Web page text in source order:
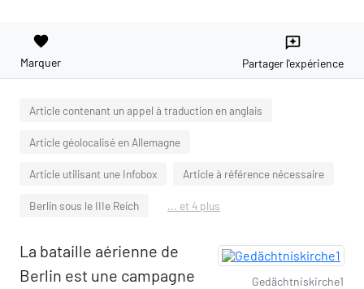
favorite
Marquer
reviews
Partager l'expérience
Article contenant un appel à traduction en anglais
Article géolocalisé en Allemagne
Article utilisant une Infobox Article à référence nécessaire
Berlin sous le IIIe Reich ... et 4 plus
Gedächtniskirche1
La bataille aérienne de
Berlin est une campagne